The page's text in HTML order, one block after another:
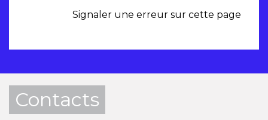
Signaler une erreur sur cette page
Contacts